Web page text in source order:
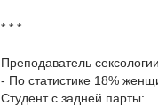
* * *
Преподаватель
- По статистике 18%
Студент с задней парты: